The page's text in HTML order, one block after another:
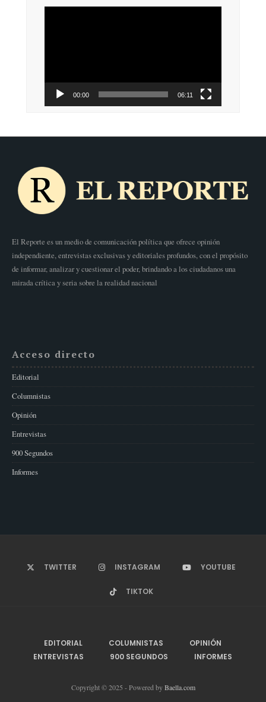
00:00 06:11
El Reporte es un medio de comunicación política que ofrece opinión
independiente, entrevistas exclusivas y editoriales profundos, con el propósito
de informar, analizar y cuestionar el poder, brindando a los ciudadanos una
mirada crítica y seria sobre la realidad nacional
Acceso directo
Editorial
Columnistas
Opinión
Entrevistas
900 Segundos
Informes
TWITTER INSTAGRAM YOUTUBE
TIKTOK
EDITORIAL COLUMNISTAS
OPINIÓN
ENTREVISTAS
900 SEGUNDOS INFORMES
Copyright © 2025 - Powered byBaella.com